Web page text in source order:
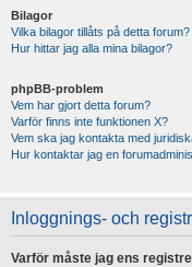
Bilagor
Vilka bilagor tillåts på detta forum?
Hur hittar jag alla mina bilagor?
phpBB-problem
Vem har gjort detta forum?
Varför finns inte funktionen X?
Vem ska jag kontakta med
Hur kontaktar jag en
Inloggnings- och
Varför måste jag ens